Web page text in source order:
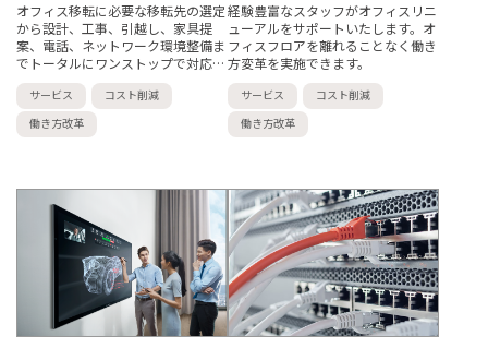
オフィス移転に必要な移転先の選定
から設計、工事、引越し、家具提
案、電話、ネットワーク環境整備ま
でトータルにワンストップで対応い
たします。
サービス
コスト削減
働き方改革
経験豊富なスタッフがオフィスリニ
ューアルをサポートいたします。オ
フィスフロアを離れることなく働き
方変革を実施できます。
サービス
コスト削減
働き方改革